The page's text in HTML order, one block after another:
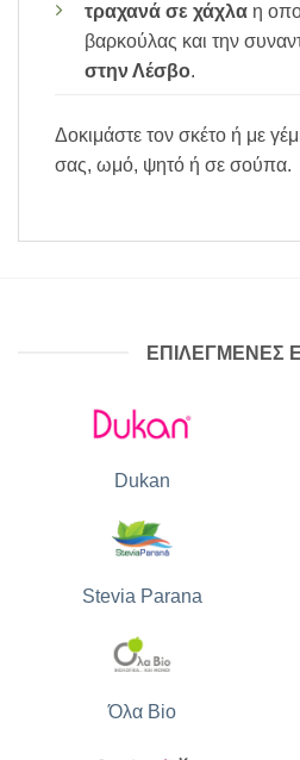
τραχανά σε χάχλα η
βαρκούλας και την
στην Λέσβο.
Δοκιμάστε τον σκέτο ή με
σας, ωμό, ψητό ή σε σούπα.
ΕΠΙΛΕΓΜΕΝΕΣ
Dukan
Stevia Parana
Όλα Bio